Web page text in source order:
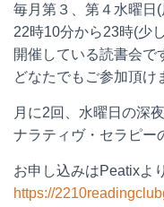
毎月第３、第４水曜
22時10分から23時(少
開催している読書会で
どなたでもご参加頂け
月に2回、水曜日の深
ナラティヴ・セラピー
お申し込みはPeatixよ
https://